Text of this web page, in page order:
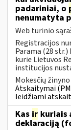
padariniai, o
nenumatyta
Web turinio
Registracijos
Parama (28
kurie Lietuvos
institucijos
Mokesčių
Atskaitymai
leidžiami
Kas ir kuriais
deklaraciją